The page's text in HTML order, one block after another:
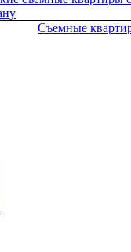
Съемные